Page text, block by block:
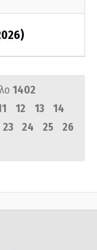
1402
12 13
14
23 24 25
26